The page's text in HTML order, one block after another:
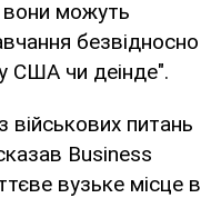
вони можуть
безвідносно
США чи деінде".
питань
Business
вузьке місце в